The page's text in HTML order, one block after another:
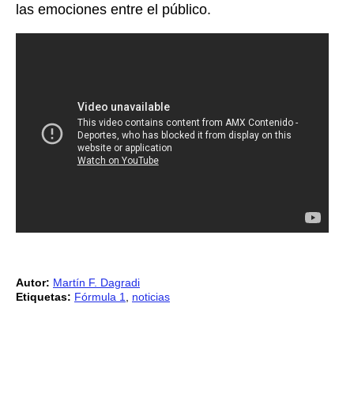
las emociones entre el público.
Autor: Martín F. Dagradi
Etiquetas: Fórmula 1 noticias